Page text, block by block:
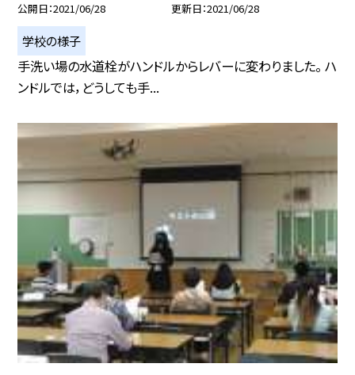
公開日 2021/06/28 更新日 2021/06/28
学校の様子
手洗い場の水道栓がハンドルからレバーに変わりました。 ハ
ンドルでは，どうしても手...